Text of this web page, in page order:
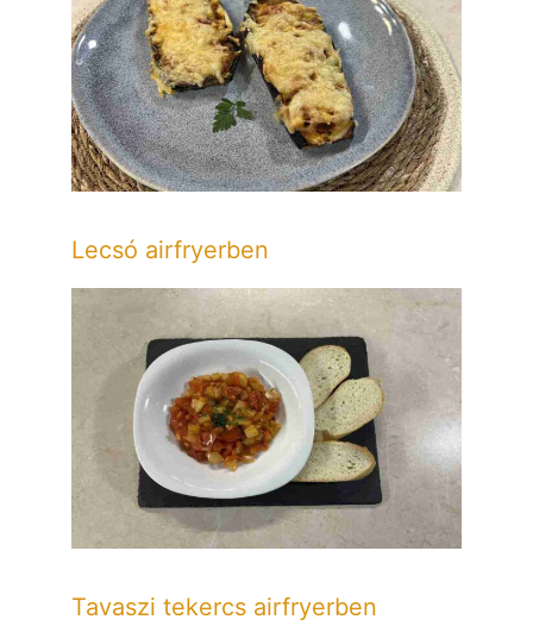
Lecsó airfryerben
Tavaszi tekercs airfryerben